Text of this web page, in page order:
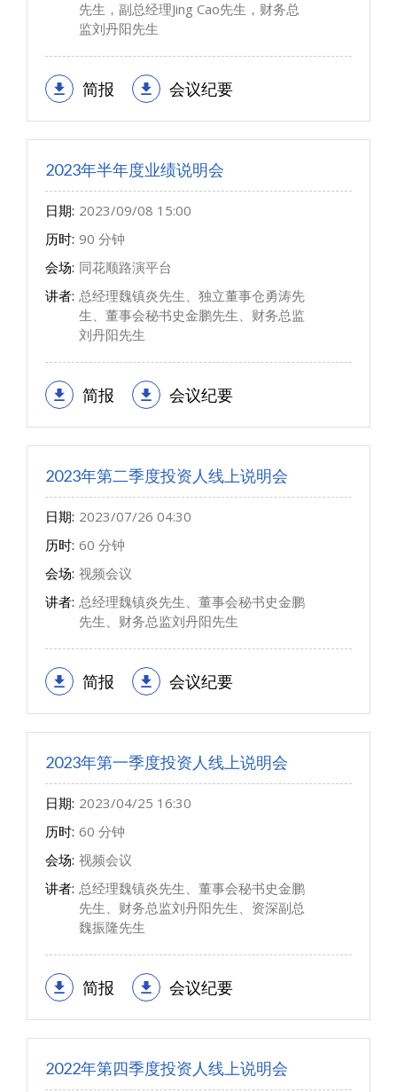
先生，副总经理Jing Cao先生，财务总
监刘丹阳先生
简报 会议纪要
2023年半年度业绩说明会
日期: 2023/09/08 15:00
历时: 90 分钟
会场: 同花顺路演平台
讲者: 总经理魏镇炎先生、独立董事仓勇涛先
生、董事会秘书史金鹏先生、财务总监
刘丹阳先生
简报 会议纪要
2023年第二季度投资人线上说明会
日期: 2023/07/26 04:30
历时: 60 分钟
会场: 视频会议
讲者: 总经理魏镇炎先生、董事会秘书史金鹏
先生、财务总监刘丹阳先生
简报 会议纪要
2023年第一季度投资人线上说明会
日期: 2023/04/25 16:30
历时: 60 分钟
会场: 视频会议
讲者: 总经理魏镇炎先生、董事会秘书史金鹏
先生、财务总监刘丹阳先生、资深副总
魏振隆先生
简报 会议纪要
2022年第四季度投资人线上说明会